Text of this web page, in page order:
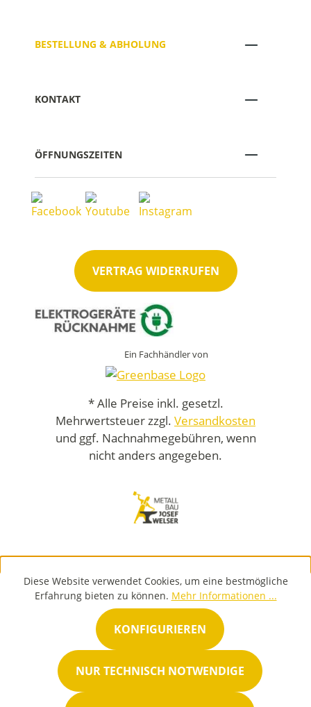
BESTELLUNG & ABHOLUNG
KONTAKT
ÖFFNUNGSZEITEN
VERTRAG WIDERRUFEN
Ein Fachhändler von
* Alle Preise inkl. gesetzl.
Mehrwertsteuer zzgl. Versandkosten
und ggf. Nachnahmegebühren, wenn
nicht anders angegeben.
Diese Website verwendet Cookies, um eine bestmögliche
Erfahrung bieten zu können. Mehr Informationen ...
NUR TECHNISCH NOTWENDIGE
KONFIGURIEREN